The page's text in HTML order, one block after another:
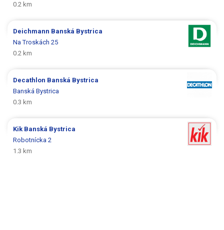
0.2 km
Deichmann Banská Bystrica
Na Troskách 25
0.2 km
Decathlon Banská Bystrica
Banská Bystrica
0.3 km
Kik Banská Bystrica
Robotnícka 2
1.3 km